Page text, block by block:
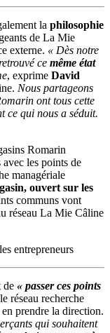
la philosophie
de La Mie
externe. « Dès notre
ce même état
, exprime David
Nous partageons
ont tous cette
ce qui nous a séduit.
Romarin
les points de
managériale
ouvert sur les
communs vont
réseau La Mie Câline
entrepreneurs
de « passer ces points
réseau recherche
prendre la direction.
qui souhaitent